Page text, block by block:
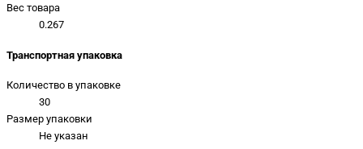
Вес товара
0.267
Транспортная упаковка
Количество в упаковке
30
Размер упаковки
Не указан